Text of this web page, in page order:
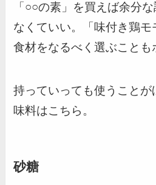
「○○の素」を買えば余分
なくていい。「味付き鶏
食材をなるべく選ぶことも
持っていっても使うことが
味料はこちら。
砂糖